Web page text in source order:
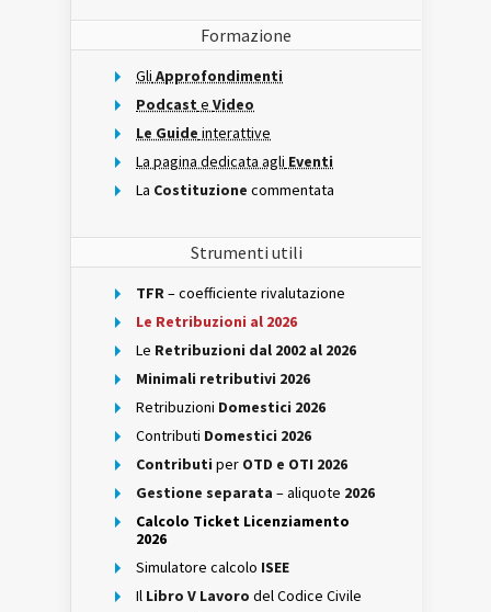
Formazione
Gli Approfondimenti
Podcast e Video
Le Guide interattive
La pagina dedicata agli Eventi
La Costituzione commentata
Strumenti utili
TFR– coefficiente rivalutazione
Le Retribuzioni al 2026
Le Retribuzioni dal 2002 al 2026
Minimali retributivi 2026
Retribuzioni Domestici 2026
Contributi Domestici 2026
Contributi per OTD e OTI 2026
Gestione separata – aliquote 2026
Calcolo Ticket Licenziamento
2026
Simulatore calcolo ISEE
Il Libro V Lavoro del Codice Civile